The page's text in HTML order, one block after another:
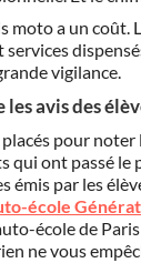
moto a un coût.
vigilance.
avis des
placés pour
qui ont passé
émis par les
école
école de
ne vous